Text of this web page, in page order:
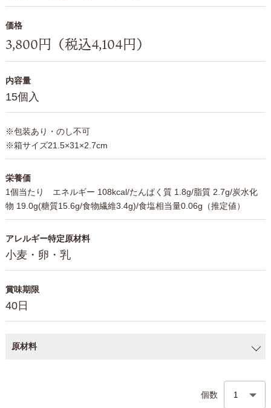
価格
3,800円（税込4,104円）
内容量
15個入
※包装あり・のし不可
※箱サイズ21.5×31×2.7cm
栄養価
1個当たり エネルギー 108kcal/たんぱく質 1.8g/脂質 2.7g/炭水化
物 19.0g(糖質15.6g/食物繊維3.4g)/食塩相当量0.06g（推定値）
アレルギー特定原材料
小麦・卵・乳
賞味期限
40日
原材料
個数